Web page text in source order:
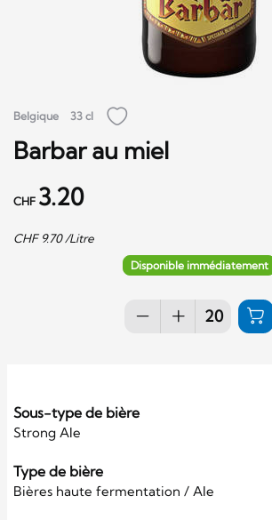
Belgique 33 cl
Barbar au miel
CHF 3.20
CHF 9.70/Litre
Disponible immédiatement
Sous-type de bière
Strong Ale
Type de bière
Bières haute fermentation / Ale